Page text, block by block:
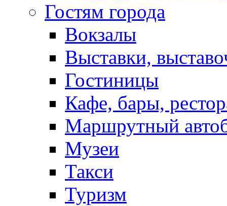
Гостям города
Вокзалы
Выставки,
Гостиницы
Кафе, бары,
Маршрутный
Музеи
Такси
Туризм